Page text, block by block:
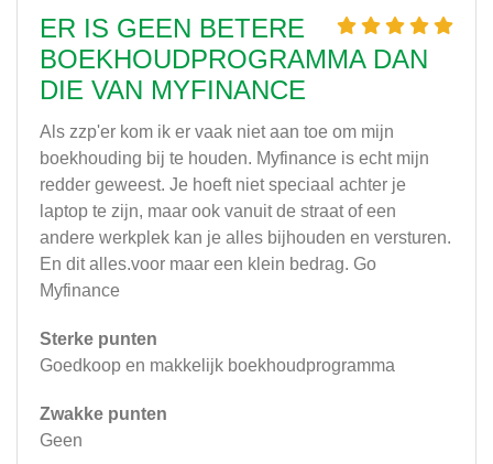
ER IS GEEN BETERE
BOEKHOUDPROGRAMMA DAN
DIE VAN MYFINANCE
Als zzp'er kom ik er vaak niet aan toe om mijn
boekhouding bij te houden. Myfinance is echt mijn
redder geweest. Je hoeft niet speciaal achter je
laptop te zijn, maar ook vanuit de straat of een
andere werkplek kan je alles bijhouden en versturen.
En dit alles.voor maar een klein bedrag. Go
Myfinance
Sterke punten
Goedkoop en makkelijk boekhoudprogramma
Zwakke punten
Geen